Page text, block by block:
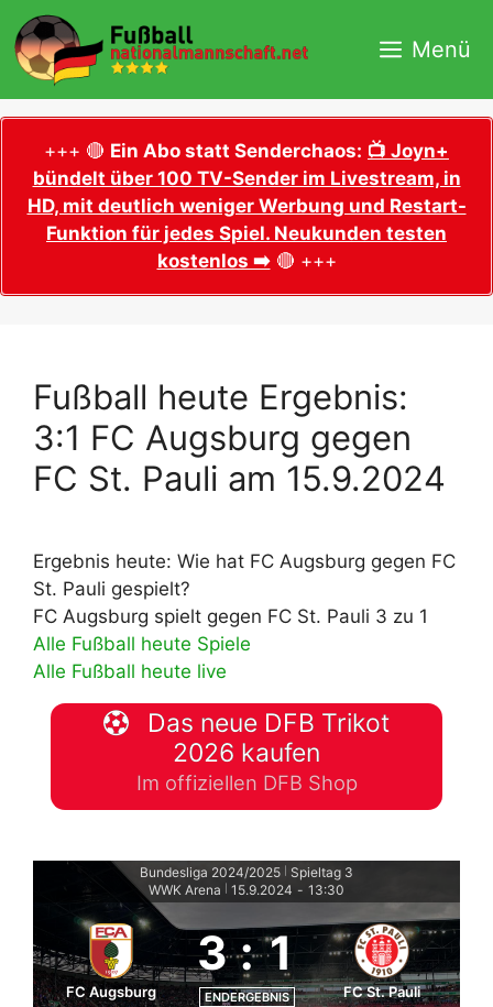
Zum
Inhalt
springen
Menü
+++ 🔴 Ein Abo statt Senderchaos: 📺 Joyn+
bündelt über 100 TV-Sender im Livestream, in
HD, mit deutlich weniger Werbung und Restart-
Funktion für jedes Spiel. Neukunden testen
kostenlos ➡️🔴 +++
Fußball heute Ergebnis:
3:1 FC Augsburg gegen
FC St. Pauli am 15.9.2024
Ergebnis heute: Wie hat FC Augsburg gegen FC
St. Pauli gespielt?
FC Augsburg spielt gegen FC St. Pauli 3 zu 1
Alle Fußball heute Spiele
Alle Fußball heute live
Das neue DFB Trikot
2026 kaufen
Im offiziellen DFB Shop
Bundesliga 2024/2025
Spieltag 3
WWK Arena
15.9.2024 - 13:30
FC Augsburg
3 : 1
ENDERGEBNIS FC St. Pauli